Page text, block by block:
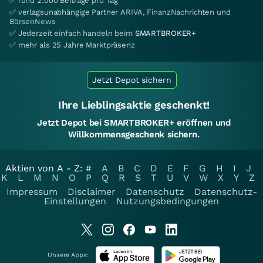
✅ verlagsunabhängige Partner ARIVA, FinanzNachrichten und
BörsenNews
✅ Jederzeit einfach handeln beim SMARTBROKER+
✅ mehr als 25 Jahre Marktpräsenz
Jetzt Depot sichern
Ihre Lieblingsaktie geschenkt!
Jetzt Depot bei SMARTBROKER+ eröffnen und
Willkommensgeschenk sichern.
Aktien von A - Z: # A B C D E F G H I
J
K
L M N O P Q R S T U V W X Y
Z
Impressum
Disclaimer Datenschutz
Datenschutz-
Einstellungen
Nutzungsbedingungen
Unsere Apps: